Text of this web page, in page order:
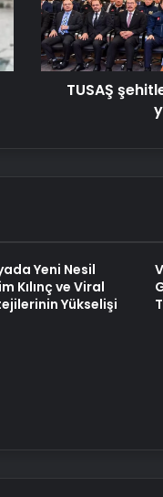
TUSAŞ
Yeni Nesil
Kılınç ve Viral
Yükselişi